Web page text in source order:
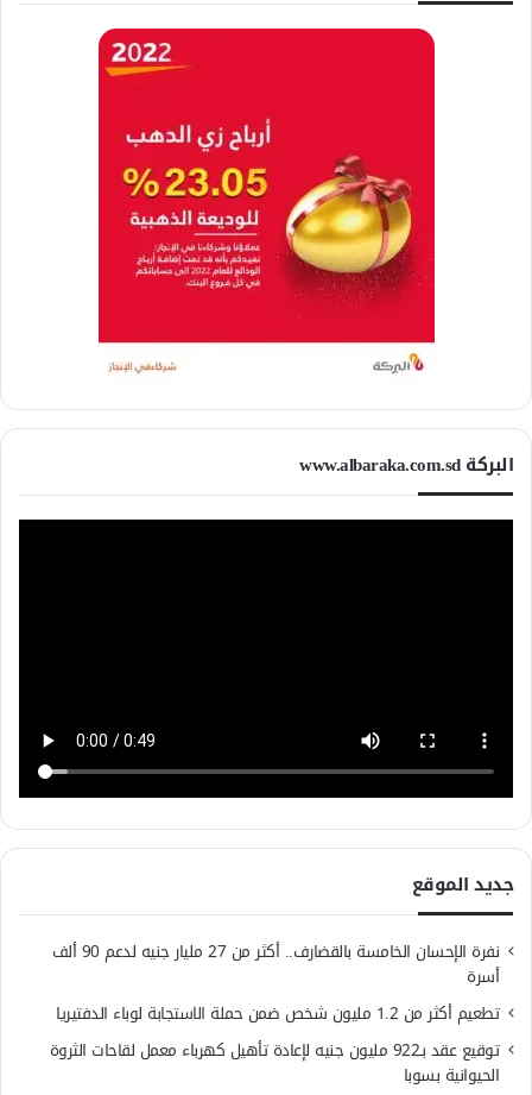
البركة www.albaraka.com.sd
جديد الموقع
نفرة الإحسان الخامسة بالقضارف.. أكثر من 27 مليار جنيه لدعم 90 ألف
أسرة
تطعيم أكثر من 1.2 مليون شخص ضمن حملة الاستجابة لوباء الدفتيريا
توقيع عقد بـ922 مليون جنيه لإعادة تأهيل كهرباء معمل لقاحات الثروة
الحيوانية بسوبا